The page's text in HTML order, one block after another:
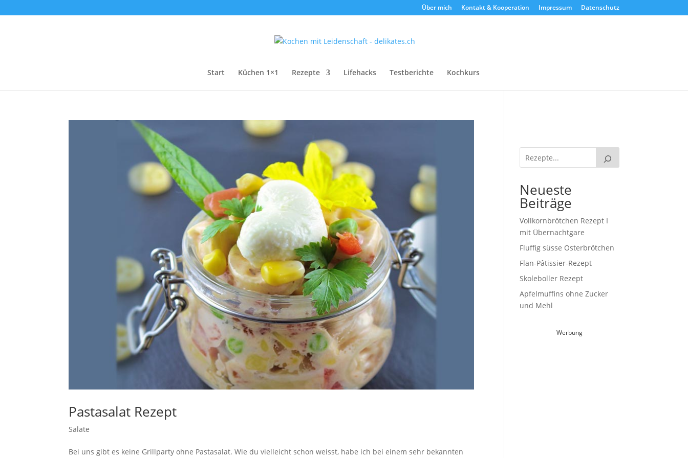
Über mich Kontakt & Kooperation Impressum Datenschutz
Start Küchen 1×1 Rezepte Lifehacks Testberichte Kochkurs
Pastasalat Rezept
Salate
Bei uns gibt es keine Grillparty ohne Pastasalat. Wie du vielleicht schon weisst, habe ich bei einem sehr bekannten
Neueste
Beiträge
Vollkornbrötchen Rezept I
mit Übernachtgare
Fluffig süsse Osterbrötchen
Flan-Pâtissier-Rezept
Skoleboller Rezept
Apfelmuffins ohne Zucker
und Mehl
Werbung